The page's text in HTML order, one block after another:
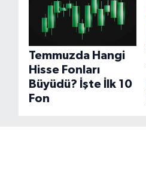
Temmuzda Hangi
Hisse Fonları
Büyüdü? İşte İlk 10
Fon